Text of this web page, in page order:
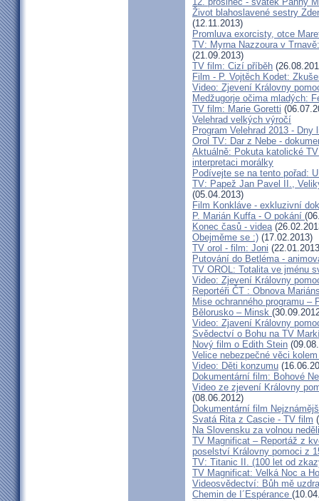
Život blahoslavené sestry
(12.11.2013)
Promluva exorcisty, otce
TV: Myrna Nazzoura v
(21.09.2013)
TV film: Cizí příběh
Film - P. Vojtěch Kodet:
Video: Zjevení Královny
Medžugorje očima mladých:
TV film: Marie Goretti
Velehrad velkých výročí
Program Velehrad 2013 - Dny
Orol TV: Dar z Nebe -
Aktuálně: Pokuta katolické
interpretaci morálky
Podívejte se na tento pořad:
TV: Papež Jan Pavel II.,
(05.04.2013)
Film Konkláve - exkluzivní
P. Marián Kuffa - O pokání
Konec časů - videa
Obejměme se :) (17.02.2013)
TV orol - film: Joni
Putování do Betléma -
TV OROL: Totalita ve jménu
Video: Zjevení Královny
Reportéři ČT : Obnova
Mise ochranného programu
Bělorusko – Minsk
Video: Zjavení Královny
Svědectví o Bohu na TV
Nový film o Edith Stein
Velice nebezpečné věci
Video: Děti konzumu
Dokumentární film: Bohové
Video ze zjevení Královny
(08.06.2012)
Dokumentární film
Svatá Rita z Cascie - TV film
Na Slovensku za volnou
TV Magnificat – Reportáž z
poselství Královny pomoci z
TV: Titanic II. (100 let od
TV Magnificat: Velká Noc a
Videosvědectví: Bůh mě
Chemin de I´Espérance